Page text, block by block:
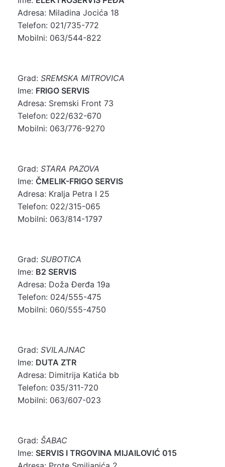
Adresa: Miladina Jocića 18
Telefon: 021/735-772
Mobilni: 063/544-822
Grad: SREMSKA MITROVICA
Ime: FRIGO SERVIS
Adresa: Sremski Front 73
Telefon: 022/632-670
Mobilni: 063/776-9270
Grad: STARA PAZOVA
Ime: ČMELIK-FRIGO SERVIS
Adresa: Kralja Petra I 25
Telefon: 022/315-065
Mobilni: 063/814-1797
Grad: SUBOTICA
Ime: B2 SERVIS
Adresa: Doža Đerđa 19a
Telefon: 024/555-475
Mobilni: 060/555-4750
Grad: SVILAJNAC
Ime: DUTA ZTR
Adresa: Dimitrija Katića bb
Telefon: 035/311-720
Mobilni: 063/607-023
Grad: ŠABAC
Ime: SERVIS I TRGOVINA MIJAILOVIĆ 015